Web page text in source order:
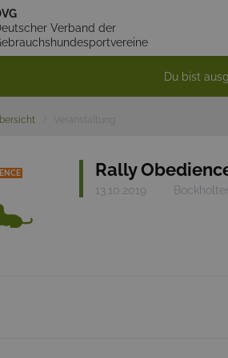
Verband der
Du bist
Rally
13.10.2019